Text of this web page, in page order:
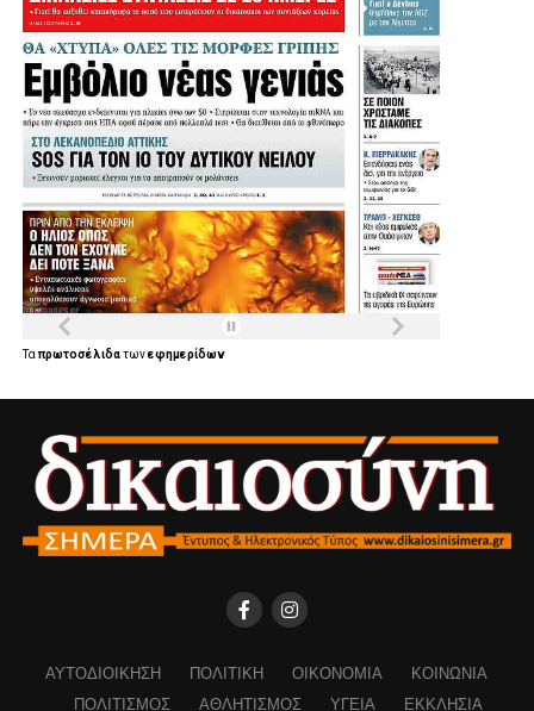
Ταπρωτοσέλιδατωνεφημερίδων
ΑΥΤΟΔΙΟΊΚΗΣΗ ΠΟΛΙΤΙΚΉ ΟΙΚΟΝΟΜΊΑ
ΚΟΙΝΩΝΊΑ
ΠΟΛΙΤΙΣΜΌΣ
ΑΘΛΗΤΙΣΜΌΣ ΥΓΕΊΑ ΕΚΚΛΗΣΊΑ